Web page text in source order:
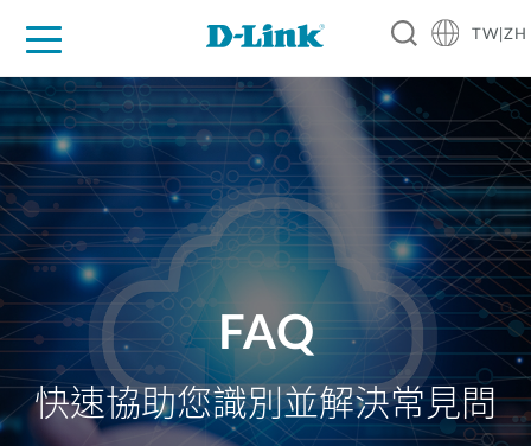
家庭網路
企業網路
工業網路
代理品牌
促銷活動
D-Shop
技術支援
TW|ZH
FAQ
快速協助您識別並解決常見問